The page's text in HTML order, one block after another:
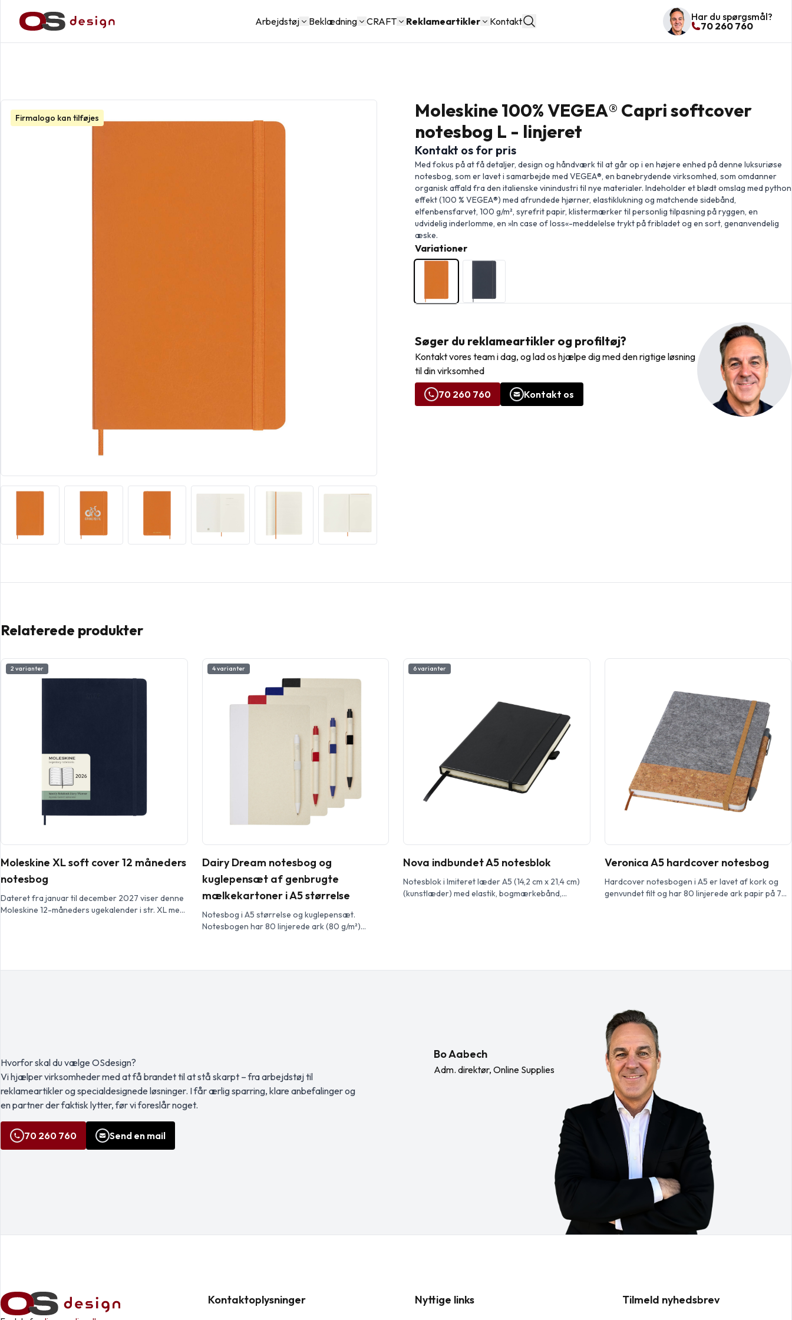
Arbejdstøj Beklædning CRAFT Reklameartikler Kontakt
Har du spørgsmål?
70 260 760
Firmalogo kan tilføjes
Moleskine 100% VEGEA® Capri softcover
notesbog L - linjeret
Kontakt os for pris
Med fokus på at få detaljer, design og håndværk til at går op i en højere enhed på denne luksuriøse
notesbog, som er lavet i samarbejde med VEGEA®, en banebrydende virksomhed, som omdanner
organisk affald fra den italienske vinindustri til nye materialer. Indeholder et blødt omslag med python
effekt (100 % VEGEA®) med afrundede hjørner, elastiklukning og matchende sidebånd,
elfenbensfarvet, 100 g/m², syrefrit papir, klistermærker til personlig tilpasning på ryggen, en
udvidelig inderlomme, en »In case of loss«-meddelelse trykt på fribladet og en sort, genanvendelig
æske.
Variationer
Søger du reklameartikler og profiltøj?
Kontakt vores team i dag, og lad os hjælpe dig med den rigtige løsning
til din virksomhed
70 260 760
Kontakt os
Relaterede produkter
2 varianter
Moleskine XL soft cover 12 måneders
notesbog
Dateret fra januar til december 2027 viser denne
Moleskine 12-måneders ugekalender i str. XL med
vises på den ene side modsat en […]
4 varianter
Dairy Dream notesbog og
kuglepensæt af genbrugte
mælkekartoner i A5 størrelse
Notesbog i A5 størrelse og kuglepensæt.
Notesbogen har 80 linjerede ark (80 g/m²)
6 varianter
Nova indbundet A5 notesblok
Notesblok i Imiteret læder A5 (14,2 cm x 21,4 cm)
(kunstlæder) med elastik, bogmærkebånd,
Veronica A5 hardcover notesbog
Hardcover notesbogen i A5 er lavet af kork og
genvundet filt og har 80 linjerede ark papir på 70
Hvorfor skal du vælge OSdesign?
Vi hjælper virksomheder med at få brandet til at stå skarpt – fra arbejdstøj til
reklameartikler og specialdesignede løsninger. I får ærlig sparring, klare anbefalinger og
en partner der faktisk lytter, før vi foreslår noget.
70 260 760 Send en mail
Bo Aabech
Adm. direktør, Online Supplies
Kontaktoplysninger Nyttige links Tilmeld nyhedsbrev